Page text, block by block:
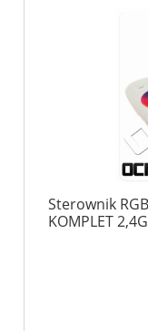
Sterownik
KOMPLET